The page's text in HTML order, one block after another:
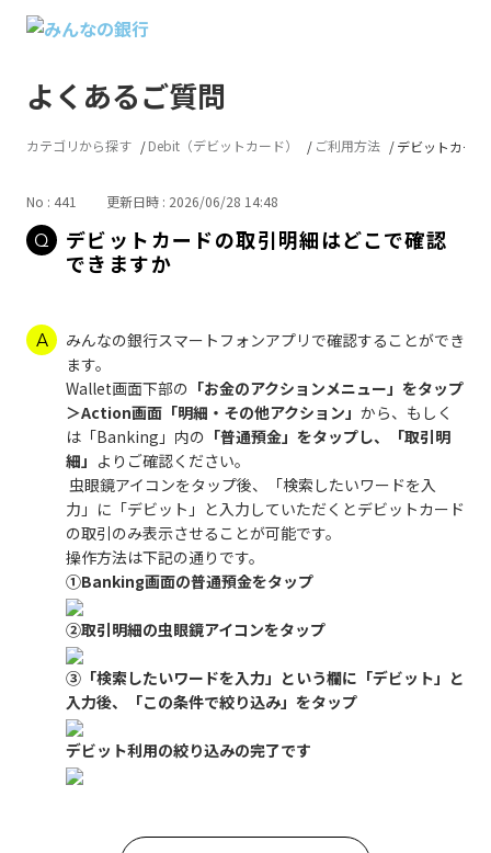
よくあるご質問
カテゴリから探す Debit（デビットカード） ご利用方法 デビットカー
No : 441 更新日時 : 2026/06/28 14:48
デビットカードの取引明細はどこで確認
できますか
みんなの銀行スマートフォンアプリで確認することができ
ます。
Wallet画面下部の 「お金のアクションメニュー」をタップ
＞Action画面「明細・その他アクション」 から、もしく
は「Banking」内の 「普通預金」をタップし、「取引明
細」 よりご確認ください。
虫眼鏡アイコンをタップ後、「検索したいワードを入
力」に「デビット」と入力していただくとデビットカード
の取引のみ表示させることが可能です。
操作方法は下記の通りです。
①Banking画面の普通預金をタップ
②取引明細の虫眼鏡アイコンをタップ
③「検索したいワードを入力」という欄に「デビット」と
入力後、「この条件で絞り込み」をタップ
デビット利用の絞り込みの完了です